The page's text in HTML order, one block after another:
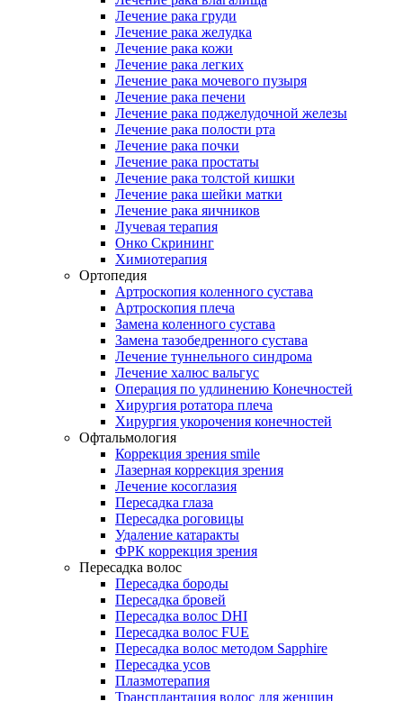
Лечение рака груди
Лечение рака желудка
Лечение рака кожи
Лечение рака легких
Лечение рака мочевого пузыря
Лечение рака печени
Лечение рака поджелудочной железы
Лечение рака полости рта
Лечение рака почки
Лечение рака простаты
Лечение рака толстой кишки
Лечение рака шейки матки
Лечение рака яичников
Лучевая терапия
Онко Скрининг
Химиотерапия
Ортопедия
Артроскопия коленного сустава
Артроскопия плеча
Замена коленного сустава
Замена тазобедренного сустава
Лечение туннельного синдрома
Лечение халюс вальгус
Операция по удлинению Конечностей
Хирургия ротатора плеча
Хирургия укорочения конечностей
Офтальмология
Коррекция зрения smile
Лазерная коррекция зрения
Лечение косоглазия
Пересадка глаза
Пересадка роговицы
Удаление катаракты
ФРК коррекция зрения
Пересадка волос
Пересадка бороды
Пересадка бровей
Пересадка волос DHI
Пересадка волос FUE
Пересадка волос методом Sapphire
Пересадка усов
Плазмотерапия
Трансплантация волос для женщин